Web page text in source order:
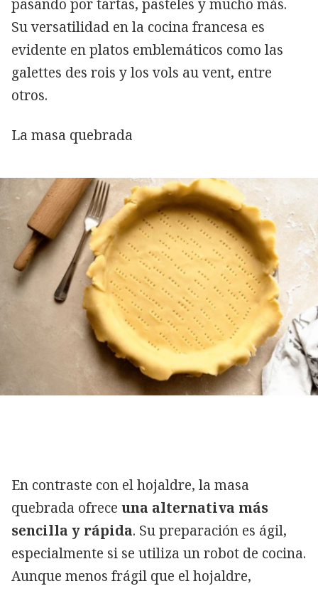
pasando por tartas, pasteles y mucho más.
Su versatilidad en la cocina francesa es
evidente en platos emblemáticos como las
galettes des rois y los vols au vent, entre
otros.
La masa quebrada
En contraste con el hojaldre, la masa
quebrada ofrece una alternativa más
sencilla y rápida. Su preparación es ágil,
especialmente si se utiliza un robot de cocina.
Aunque menos frágil que el hojaldre,